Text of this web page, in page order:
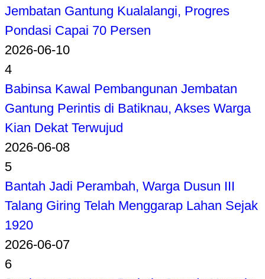
Jembatan Gantung Kualalangi, Progres
Pondasi Capai 70 Persen
2026-06-10
4
Babinsa Kawal Pembangunan Jembatan
Gantung Perintis di Batiknau, Akses Warga
Kian Dekat Terwujud
2026-06-08
5
Bantah Jadi Perambah, Warga Dusun III
Talang Giring Telah Menggarap Lahan Sejak
1920
2026-06-07
6